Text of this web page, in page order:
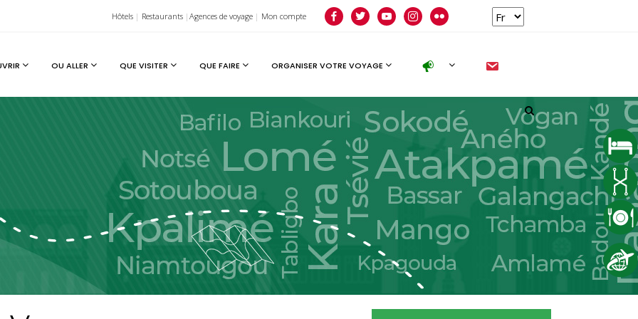
Hôtels | Restaurants | Agences de voyage | Mon compte facebooktwitter youtubeinstagramflickr
new
Follow us
facebook
OU ALLER QUE VISITER QUE FAIRE ORGANISER VOTRE VOYAGE